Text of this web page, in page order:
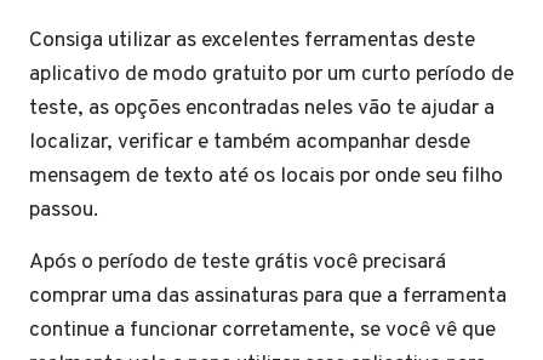
Consiga utilizar as excelentes ferramentas deste
aplicativo de modo gratuito por um curto período de
teste, as opções encontradas neles vão te ajudar a
localizar, verificar e também acompanhar desde
mensagem de texto até os locais por onde seu filho
passou.
Após o período de teste grátis você precisará
comprar uma das assinaturas para que a ferramenta
continue a funcionar corretamente, se você vê que